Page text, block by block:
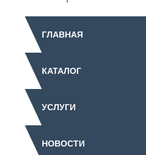
ГЛАВНАЯ
КАТАЛОГ
УСЛУГИ
НОВОСТИ